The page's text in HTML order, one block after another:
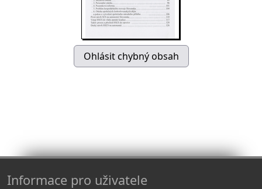
Informace pro uživatele